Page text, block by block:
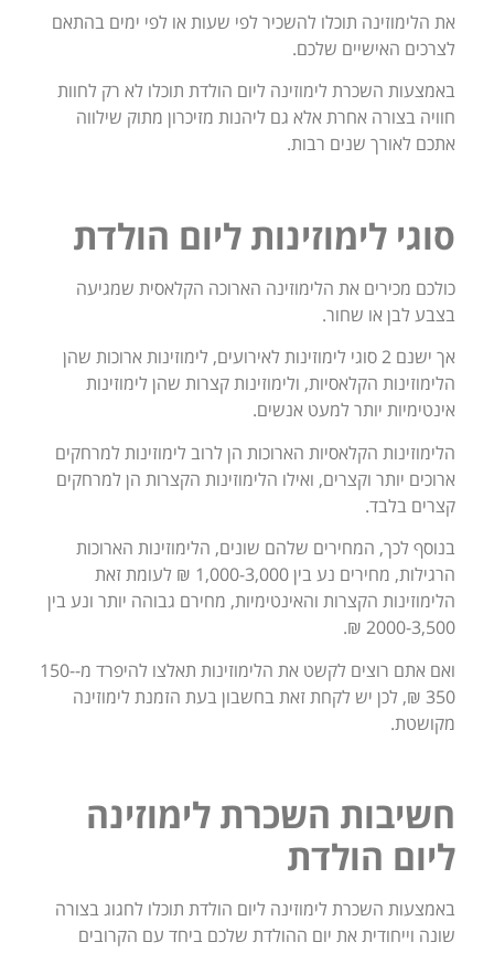
את הלימוזינה תוכלו להשכיר לפי שעות או לפי ימים בהתאם
לצרכים האישיים שלכם.
באמצעות השכרת לימוזינה ליום הולדת תוכלו לא רק לחוות
חוויה בצורה אחרת אלא גם ליהנות מזיכרון מתוק שילווה
אתכם לאורך שנים רבות.
סוגי לימוזינות ליום הולדת
כולכם מכירים את הלימוזינה הארוכה הקלאסית שמגיעה
בצבע לבן או שחור.
אך ישנם 2 סוגי לימוזינות לאירועים, לימוזינות ארוכות שהן
הלימוזינות הקלאסיות, ולימוזינות קצרות שהן לימוזינות
אינטימיות יותר למעט אנשים.
הלימוזינות הקלאסיות הארוכות הן לרוב לימוזינות למרחקים
ארוכים יותר וקצרים, ואילו הלימוזינות הקצרות הן למרחקים
קצרים בלבד.
בנוסף לכך, המחירים שלהם שונים, הלימוזינות הארוכות
הרגילות, מחירים נע בין 1,000-3,000 ₪ לעומת זאת
הלימוזינות הקצרות והאינטימיות, מחירם גבוהה יותר ונע בין
2000-3,500 ₪.
ואם אתם רוצים לקשט את הלימוזינות תאלצו להיפרד מ-150-
350 ₪, לכן יש לקחת זאת בחשבון בעת הזמנת לימוזינה
מקושטת.
חשיבות השכרת לימוזינה
ליום הולדת
באמצעות השכרת לימוזינה ליום הולדת תוכלו לחגוג בצורה
שונה וייחודית את יום ההולדת שלכם ביחד עם הקרובים